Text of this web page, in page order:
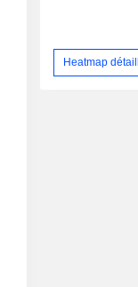
Heatmap